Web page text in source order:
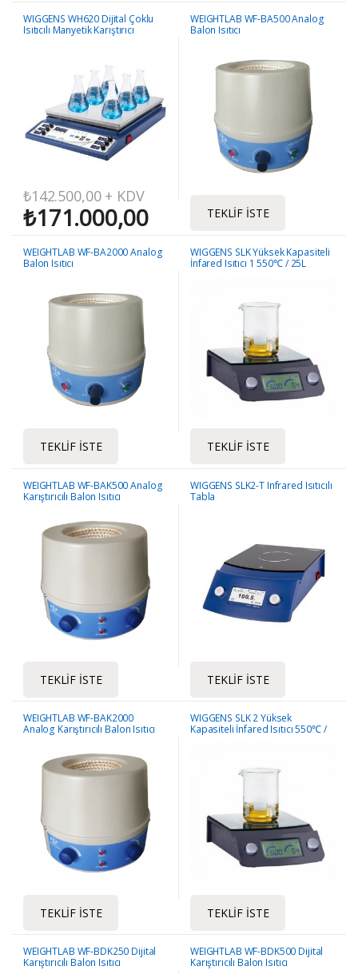
WIGGENS WH620 Dijital Çoklu
Isıtıcılı Manyetik Karıştırıcı
₺142.500,00+ KDV
₺171.000,00
WEIGHTLAB WF-BA500 Analog
Balon Isıtıcı
TEKLIF İSTE
WEIGHTLAB WF-BA2000 Analog
Balon Isıtıcı
TEKLIF İSTE
WIGGENS SLK Yüksek Kapasiteli
İnfared Isıtıcı 1 550℃ / 25L
TEKLIF İSTE
WEIGHTLAB WF-BAK500 Analog
Karıştırıcılı Balon Isıtıcı
TEKLIF İSTE
WIGGENS SLK2-T Infrared Isıtıcılı
Tabla
TEKLIF İSTE
WEIGHTLAB WF-BAK2000
Analog Karıştırıcılı Balon Isıtıcı
TEKLIF İSTE
WIGGENS SLK 2 Yüksek
Kapasiteli İnfared Isıtıcı 550℃ /
TEKLIF İSTE
WEIGHTLAB WF-BDK250 Dijital
Karıştırıcılı Balon Isıtıcı
WEIGHTLAB WF-BDK500 Dijital
Karıştırıcılı Balon Isıtıcı